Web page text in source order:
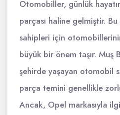
Otomobiller, günlük
parçası haline gelmiştir.
sahipleri için otomobillerinin
büyük bir önem taşır. Muş
şehirde yaşayan otomobil
parça temini genellikle
Ancak, Opel markasıyla